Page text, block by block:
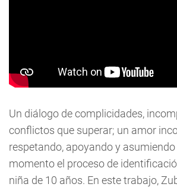
Un diálogo de complicidades,
conflictos que superar; un amor
respetando, apoyando y
momento el proceso de
niña de 10 años. En este trabajo,